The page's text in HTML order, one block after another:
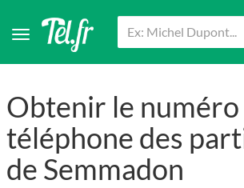
Obtenir le numéro
téléphone des
de Semmadon